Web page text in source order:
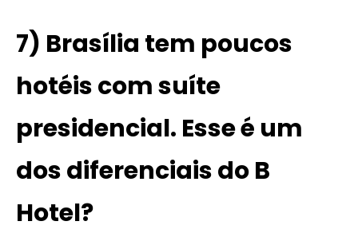
7) Brasília tem poucos
hotéis com suíte
presidencial. Esse é um
dos diferenciais do B
Hotel?